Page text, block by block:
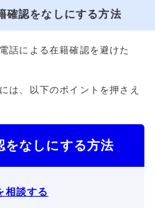
確認をなしにする方法
話による在籍確認を避けた
は、以下のポイントを押さえ
をなしにする方法
相談する